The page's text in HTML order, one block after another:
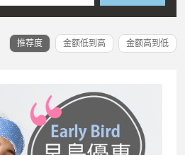
推荐度 金额低到高 金额高到低